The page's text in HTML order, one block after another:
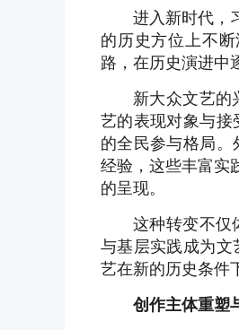
进入新时代，
的历史方位上不
路，在历史演进中
新大众文艺的
艺的表现对象与接
的全民参与格局
经验，这些丰富实
的呈现。
这种转变不仅
与基层实践成为文
艺在新的历史条件
创作主体重塑